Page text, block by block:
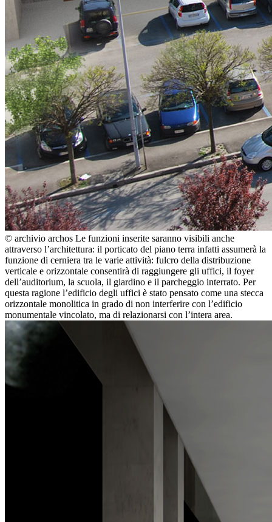
© archivio archos Le funzioni inserite saranno visibili anche
attraverso l’architettura: il porticato del piano terra infatti assumerà la
funzione di cerniera tra le varie attività: fulcro della distribuzione
verticale e orizzontale consentirà di raggiungere gli uffici, il foyer
dell’auditorium, la scuola, il giardino e il parcheggio interrato. Per
questa ragione l’edificio degli uffici è stato pensato come una stecca
orizzontale monolitica in grado di non interferire con l’edificio
monumentale vincolato, ma di relazionarsi con l’intera area.